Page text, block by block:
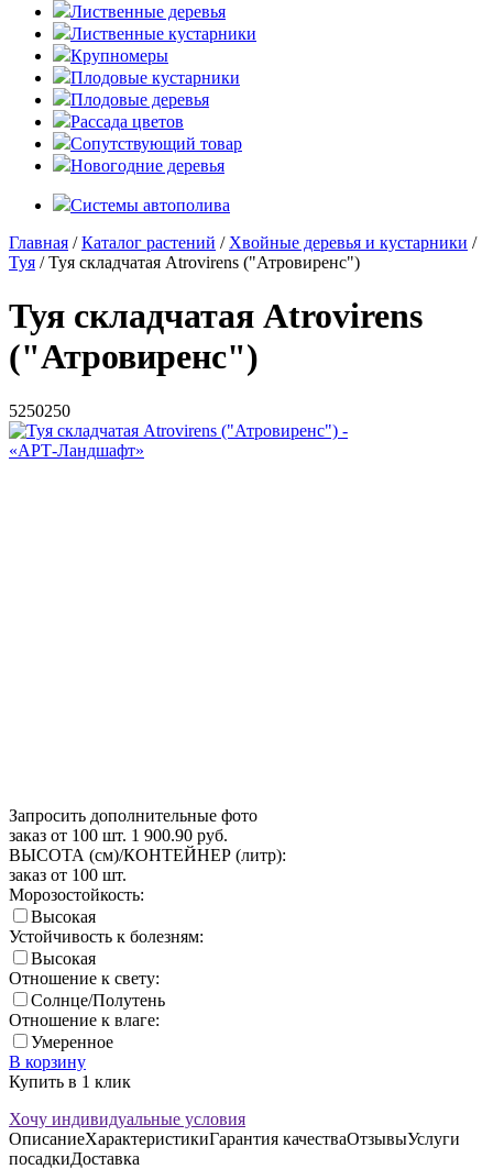
Лиственные деревья
Лиственные кустарники
Крупномеры
Плодовые кустарники
Плодовые деревья
Рассада цветов
Сопутствующий товар
Новогодние деревья
Системы автополива
Главная /Каталог растений / Хвойные деревья и кустарники /
Туя / Туя складчатая Atrovirens ("Атровиренс")
Туя складчатая Atrovirens
("Атровиренс")
5250250
Запросить дополнительные фото
заказ от 100 шт. 1 900.90 руб.
ВЫСОТА (см)/КОНТЕЙНЕР (литр):
заказ от 100 шт.
Морозостойкость:
Высокая
Устойчивость к болезням:
Высокая
Отношение к свету:
Солнце/Полутень
Отношение к влаге:
Умеренное
В корзину
Купить в 1 клик
Хочу индивидуальные условия
ОписаниеХарактеристикиГарантия качестваОтзывыУслуги
посадкиДоставка